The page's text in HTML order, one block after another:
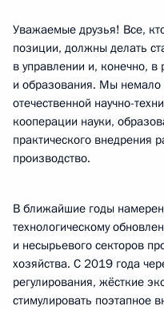
Уважаемые друзья! Все,
позиции, должны делать
в управлении и, конечно, в
и образования. Мы немало
отечественной научно-
кооперации науки,
практического внедрения
производство.
В ближайшие годы
технологическому
и несырьевого секторов
хозяйства. С 2019 года
регулирования, жёсткие
стимулировать поэтапное